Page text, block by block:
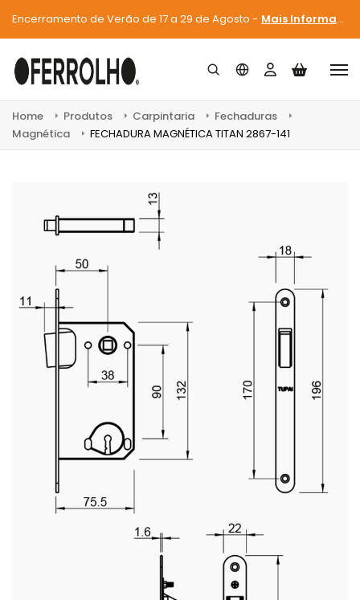
Encerramento de Verão de 17 a 29 de Agosto - Mais Informações
Home Produtos Carpintaria
Fechaduras
Magnética
FECHADURA MAGNÉTICA TITAN 2867-141